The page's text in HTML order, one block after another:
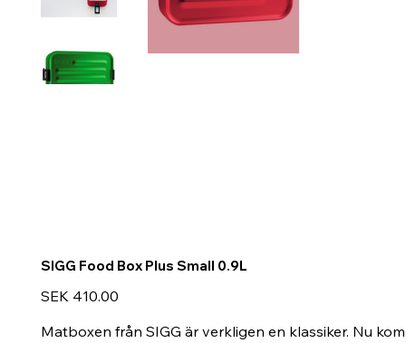
SIGG Food Box Plus Small 0.9L
Price
SEK 410.00
Matboxen från SIGG är verkligen en klassiker. Nu